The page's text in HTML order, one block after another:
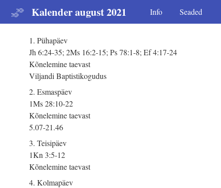
Kalender august 2021 Info Seaded
1. Pühapäev
Jh 6:24-35; 2Ms 16:2-15; Ps 78:1-8; Ef 4:17-24
Kõnelemine taevast
Viljandi Baptistikogudus
2. Esmaspäev
1Ms 28:10-22
Kõnelemine taevast
5.07-21.46
3. Teisipäev
1Kn 3:5-12
Kõnelemine taevast
4. Kolmapäev